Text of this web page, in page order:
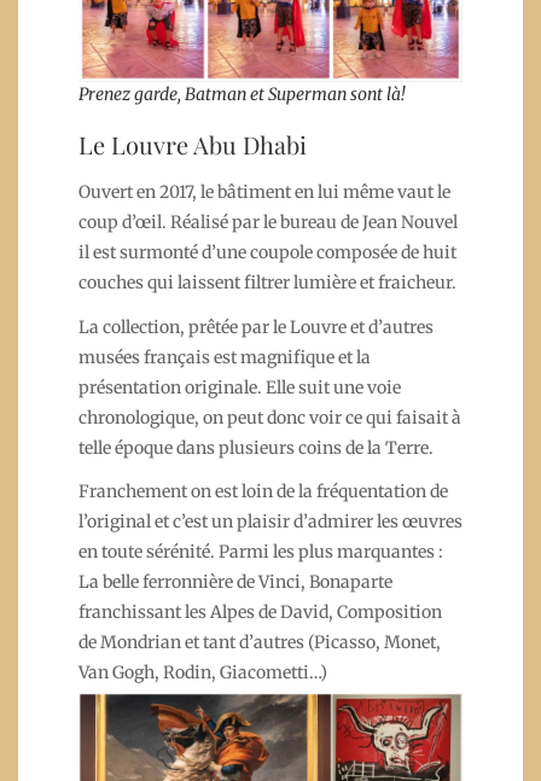
Prenez garde, Batman et Superman sont là!
Le Louvre Abu Dhabi
Ouvert en 2017, le bâtiment en lui même vaut le
coup d’œil. Réalisé par le bureau de Jean Nouvel
il est surmonté d’une coupole composée de huit
couches qui laissent filtrer lumière et fraicheur.
La collection, prêtée par le Louvre et d’autres
musées français est magnifique et la
présentation originale. Elle suit une voie
chronologique, on peut donc voir ce qui faisait à
telle époque dans plusieurs coins de la Terre.
Franchement on est loin de la fréquentation de
l’original et c’est un plaisir d’admirer les œuvres
en toute sérénité. Parmi les plus marquantes :
La belle ferronnière de Vinci, Bonaparte
franchissant les Alpes de David, Composition
de Mondrian et tant d’autres (Picasso, Monet,
Van Gogh, Rodin, Giacometti…)